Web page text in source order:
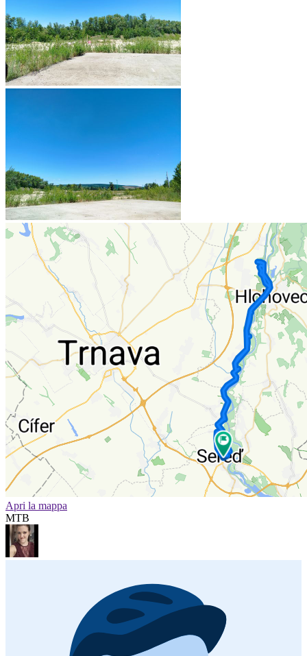
Apri la mappa
MTB